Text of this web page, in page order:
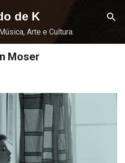
conteúdo principal
de K
Arte e Cultura.
Moser